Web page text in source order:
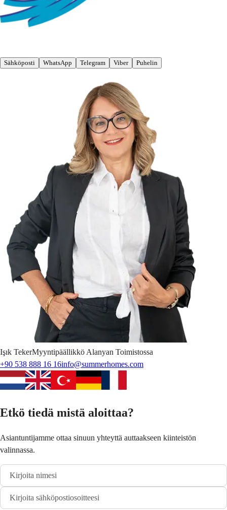
Sähköposti WhatsApp Telegram Viber Puhelin
Işık TekerMyyntipäällikkö Alanyan Toimistossa
+90 538 888 16 16info@summerhomes.com
Etkö tiedä mistä aloittaa?
Asiantuntijamme ottaa sinuun yhteyttä auttaakseen kiinteistön
valinnassa.